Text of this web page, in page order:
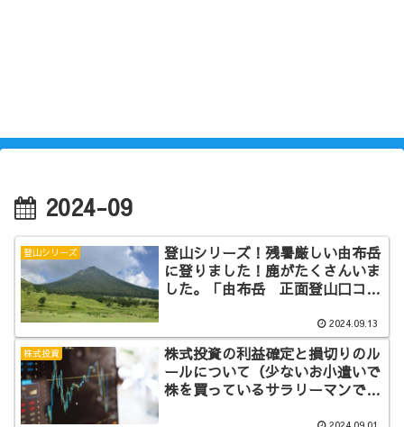
2024-09
登山シリーズ
登山シリーズ！残暑厳しい由布岳
に登りました！鹿がたくさんいま
した。「由布岳 正面登山口コー
2024.09.13
株式投資
株式投資の利益確定と損切りのル
ールについて（少ないお小遣いで
株を買っているサラリーマンで